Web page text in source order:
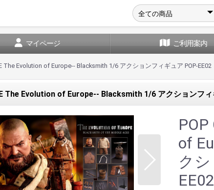
マイページ ご利用案内
The Evolution of Europe-- Blacksmith 1/6 アクションフィギュア POP-EE02
The Evolution of Europe-- Blacksmith 1/6 アクションフィ
of
ク
EE02